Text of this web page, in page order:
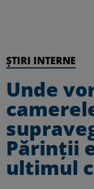
ȘTIRI INTERNE
Unde
Părinții
ultimul